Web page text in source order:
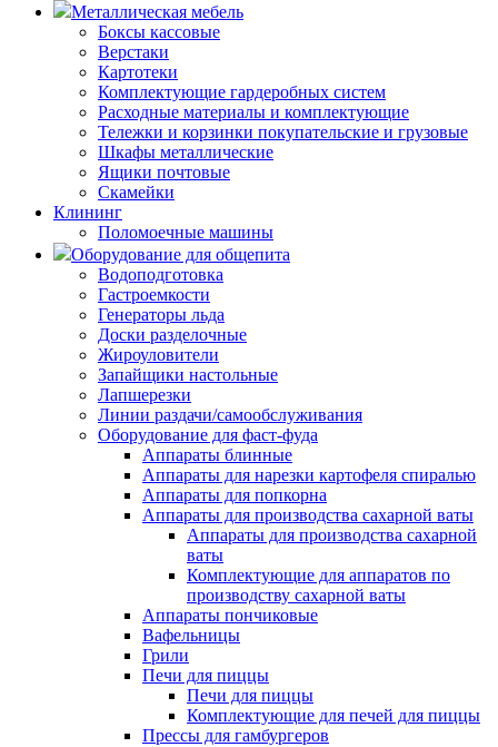
Металлическая мебель
Боксы кассовые
Верстаки
Картотеки
Комплектующие гардеробных систем
Расходные материалы и комплектующие
Тележки и корзинки покупательские и грузовые
Шкафы металлические
Ящики почтовые
Скамейки
Клининг
Поломоечные машины
Оборудование для общепита
Водоподготовка
Гастроемкости
Генераторы льда
Доски разделочные
Жироуловители
Запайщики настольные
Лапшерезки
Линии раздачи/самообслуживания
Оборудование для фаст-фуда
Аппараты блинные
Аппараты для нарезки картофеля спиралью
Аппараты для попкорна
Аппараты для производства сахарной ваты
Аппараты для производства сахарной
ваты
Комплектующие для аппаратов по
производству сахарной ваты
Аппараты пончиковые
Вафельницы
Грили
Печи для пиццы
Печи для пиццы
Комплектующие для печей для пиццы
Прессы для гамбургеров